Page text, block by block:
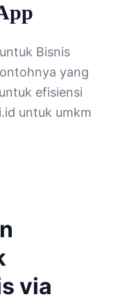
Bisnis
yang
efisiensi
untuk umkm
via